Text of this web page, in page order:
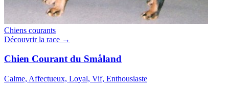
Chiens courants
Découvrir la race →
Chien Courant du Småland
Calme, Affectueux, Loyal, Vif, Enthousiaste